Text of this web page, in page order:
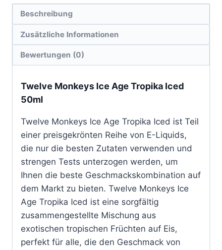
Beschreibung
Zusätzliche Informationen
Bewertungen (0)
Twelve Monkeys Ice Age Tropika Iced
50ml
Twelve Monkeys Ice Age Tropika Iced ist Teil
einer preisgekrönten Reihe von E-Liquids,
die nur die besten Zutaten verwenden und
strengen Tests unterzogen werden, um
Ihnen die beste Geschmackskombination auf
dem Markt zu bieten. Twelve Monkeys Ice
Age Tropika Iced ist eine sorgfältig
zusammengestellte Mischung aus
exotischen tropischen Früchten auf Eis,
perfekt für alle, die den Geschmack von